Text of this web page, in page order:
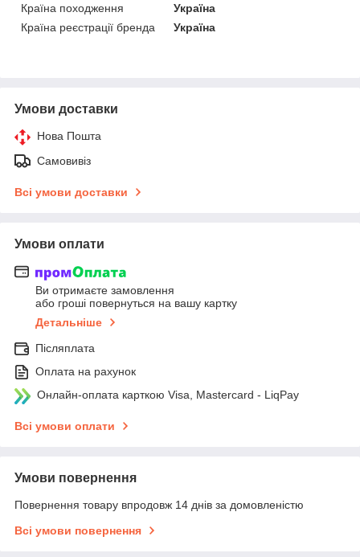
Країна походження
Україна
Країна реєстрації бренда
Україна
Умови доставки
Нова Пошта
Самовивіз
Всі умови доставки
Умови оплати
Ви отримаєте замовлення
або гроші повернуться на вашу картку
Детальніше
Післяплата
Оплата на рахунок
Онлайн-оплата карткою Visa, Mastercard - LiqPay
Всі умови оплати
Умови повернення
Повернення товару впродовж 14 днів за домовленістю
Всі умови повернення